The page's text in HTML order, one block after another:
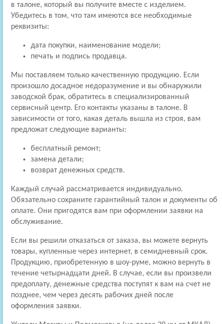
в талоне, который вы получите вместе с изделием.
Убедитесь в том, что там имеются все необходимые
реквизиты:
дата покупки, наименование модели;
печать и подпись продавца.
Мы поставляем только качественную продукцию. Если
произошло досадное недоразумение и вы обнаружили
заводской брак, обратитесь в специализированный
сервисный центр. Его контакты указаны в талоне. В
зависимости от того, какая деталь вышла из строя, вам
предложат следующие варианты:
бесплатный ремонт;
замена детали;
возврат денежных средств.
Каждый случай рассматривается индивидуально.
Обязательно сохраните гарантийный талон и документы об
оплате. Они пригодятся вам при оформлении заявки на
обслуживание.
Если вы решили отказаться от заказа, вы можете вернуть
товары, купленные через интернет, в семидневный срок.
Продукцию, приобретенную в шоу-руме, можно вернуть в
течение четырнадцати дней. В случае, если вы произвели
предоплату, денежные средства поступят к вам на счет не
позднее, чем через десять рабочих дней после
оформления заявки.